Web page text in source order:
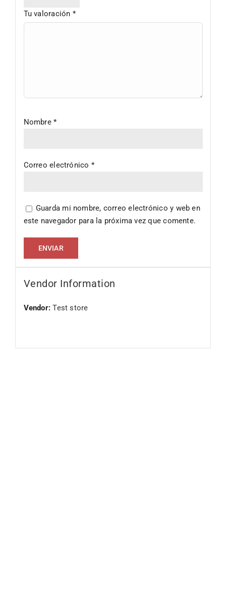
Tu valoración *
Nombre*
Correo electrónico *
Guarda mi nombre, correo electrónico y web en
este navegador para la próxima vez que comente.
Vendor Information
Vendor:Test store